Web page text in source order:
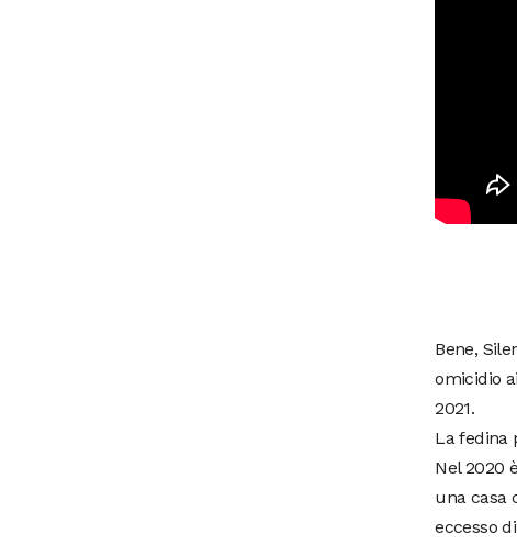
Bene,
omicidio
2021.
La fedina
Nel 2020
una casa
eccesso